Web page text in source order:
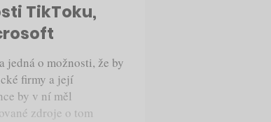
TikToku,
jedná o možnosti, že by
firmy a její
by v ní měl
zdroje o tom